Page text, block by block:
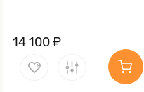
14 100 ₽